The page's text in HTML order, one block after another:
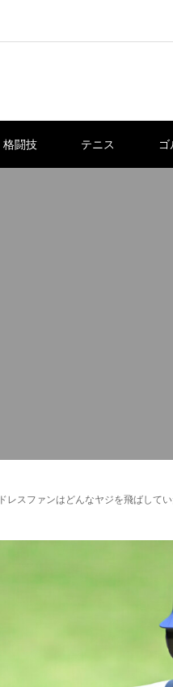
格闘技 テニス ゴ
レスファンはどんなヤジを飛ばし